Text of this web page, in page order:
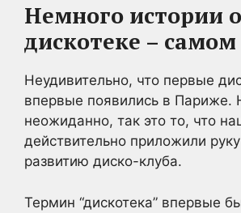
Немного истории о
дискотеке – самом
Неудивительно, что первые
впервые появились в Париже.
неожиданно, так это то, что
действительно приложили
развитию диско-клуба.
Термин “дискотека” впервые